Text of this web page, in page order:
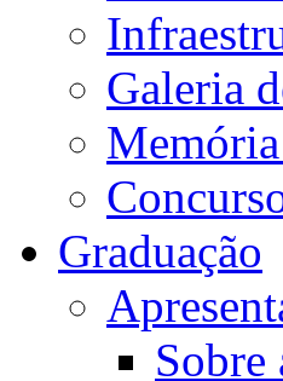
Galeria
Graduação
Sobre